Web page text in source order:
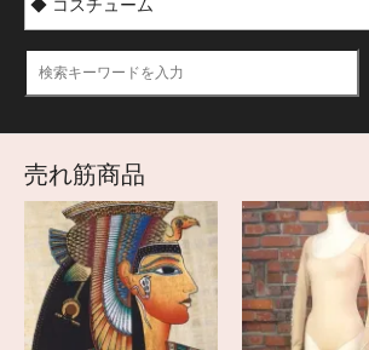
売れ筋商品